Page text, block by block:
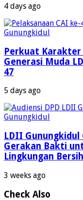
4 days ago
Perkuat Karakter
Generasi Muda
47
5 days ago
LDII Gunungkidul
Gerakan Bakti
Lingkungan Bersih
3 weeks ago
Check Also